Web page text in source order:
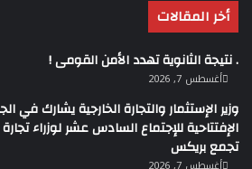
وأوضح الوزير أن وزارة الصناعة ستقوم
الصناعات المصرية لتحديد المستثمرين
القادرة على المشاركة في المشروع،
المشروعات الصناعية المقترحة مع
المتوافرة في كل قرية، بما يضمن
الأنشطة الأكثر جدوى وقدرة على
أخر المقالات
. نتيجة الثانوية تهدد الأمن القومى !
أغسطس 7, 2026
وزير الإستثمار والتجارة الخارجية يشارك في
الإفتتاحية للإجتماع السادس عشر لوزراء تجارة
تجمع بريكس